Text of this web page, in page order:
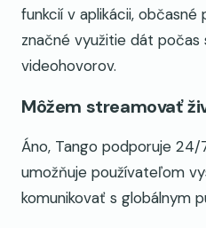
funkcií v aplikácii,
značné využitie dát počas
videohovorov.
Môžem streamovať
Áno, Tango podporuje 24/
umožňuje používateľom
komunikovať s globálnym